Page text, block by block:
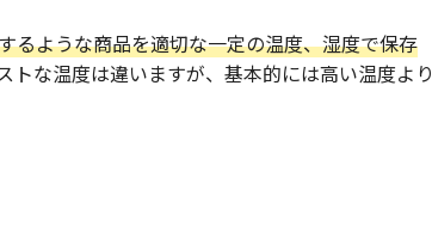
るような商品を適切な一定の温度、湿度で保存
トな温度は違いますが、基本的には高い温度より